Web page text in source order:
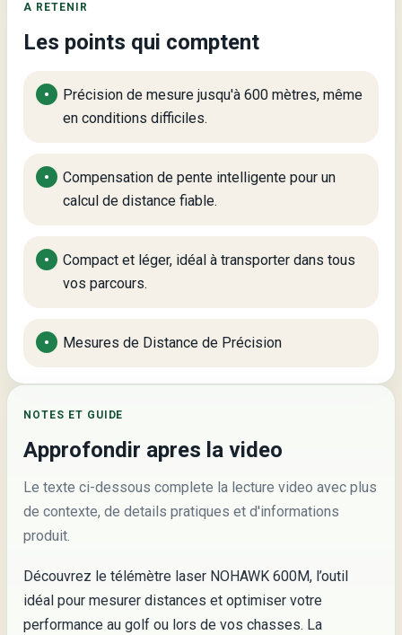
A RETENIR
Les points qui comptent
Précision de mesure jusqu'à 600 mètres, même
en conditions difficiles.
Compensation de pente intelligente pour un
calcul de distance fiable.
Compact et léger, idéal à transporter dans tous
vos parcours.
Mesures de Distance de Précision
NOTES ET GUIDE
Approfondir apres la video
Le texte ci-dessous complete la lecture video avec plus
de contexte, de details pratiques et d'informations
produit.
Découvrez le télémètre laser NOHAWK 600M, l’outil
idéal pour mesurer distances et optimiser votre
performance au golf ou lors de vos chasses. La